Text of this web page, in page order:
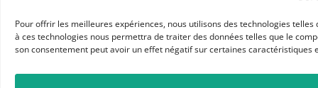
Pour offrir les meilleures expériences, nous utilisons des technologies
à ces technologies nous permettra de traiter des données telles que le
son consentement peut avoir un effet négatif sur certaines caractéristiques